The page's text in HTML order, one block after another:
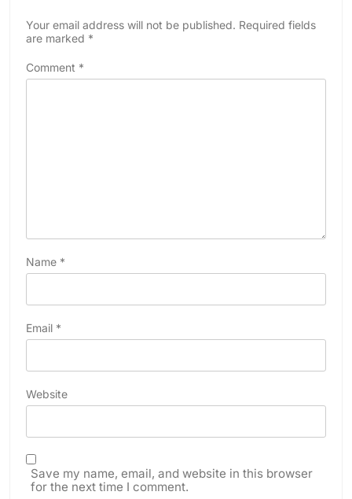
Your email address will not be published. Required fields
are marked *
Comment *
Name *
Email *
Website
Save my name, email, and website in this browser
for the next time I comment.